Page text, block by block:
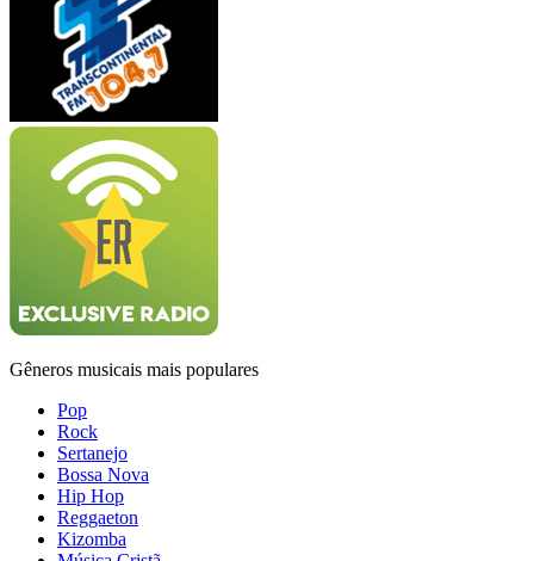
Gêneros musicais mais populares
Pop
Rock
Sertanejo
Bossa Nova
Hip Hop
Reggaeton
Kizomba